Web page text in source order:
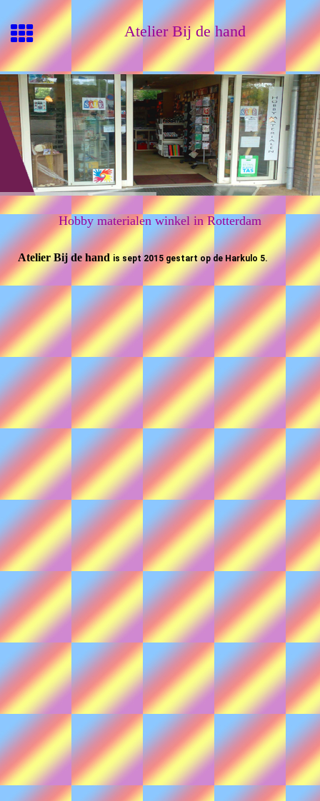
Atelier Bij de hand
Hobby materialen winkel in Rotterdam
Atelier Bij de handis sept 2015 gestart op de Harkulo 5.